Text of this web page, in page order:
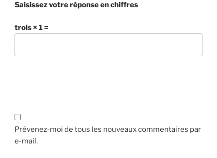
Saisissez votre réponse en chiffres
trois × 1 =
Prévenez-moi de tous les nouveaux commentaires par
e-mail.